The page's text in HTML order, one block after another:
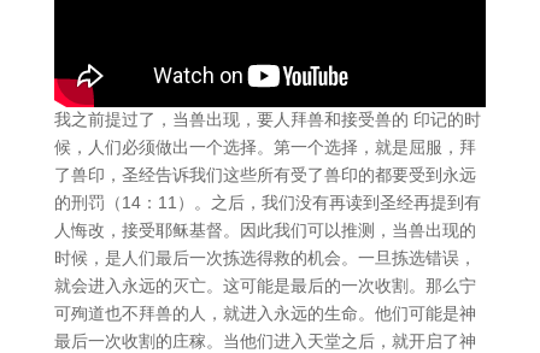
我之前提过了，当兽出现，要人拜兽和接受兽的 印记的时
候，人们必须做出一个选择。第一个选择，就是屈服，拜
了兽印，圣经告诉我们这些所有受了兽印的都要受到永远
的刑罚（14：11）。之后，我们没有再读到圣经再提到有
人悔改，接受耶稣基督。因此我们可以推测，当兽出现的
时候，是人们最后一次拣选得救的机会。一旦拣选错误，
就会进入永远的灭亡。这可能是最后的一次收割。那么宁
可殉道也不拜兽的人，就进入永远的生命。他们可能是神
最后一次收割的庄稼。当他们进入天堂之后，就开启了神